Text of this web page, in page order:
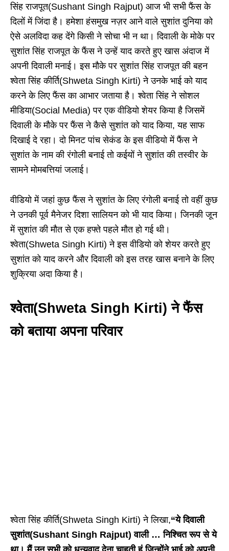
सिंह राजपूत(Sushant Singh Rajput) आज भी सभी फैंस के
दिलों में जिंदा है। हमेशा हंसमुख नज़र आने वाले सुशांत दुनिया को
ऐसे अलविदा कह देंगे किसी ने सोचा भी न था। दिवाली के मोके पर
सुशांत सिंह राजपूत के फैंस ने उन्हें याद करते हुए खास अंदाज में
अपनी दिवाली मनाई। इस मौके पर सुशांत सिंह राजपूत की बहन
श्वेता सिंह कीर्ति(Shweta Singh Kirti) ने उनके भाई को याद
करने के लिए फैंस का आभार जताया है। श्वेता सिंह ने सोशल
मीडिया(Social Media) पर एक वीडियो शेयर किया है जिसमें
दिवाली के मौके पर फैंस ने कैसे सुशांत को याद किया, यह साफ
दिखाई दे रहा। दो मिनट पांच सेकंड के इस वीडियो में फैंस ने
सुशांत के नाम की रंगोली बनाई तो कईयों ने सुशांत की तस्वीर के
सामने मोमबत्तियां जलाई।
वीडियो में जहां कुछ फैंस ने सुशांत के लिए रंगोली बनाई तो वहीं कुछ
ने उनकी पूर्व मैनेजर दिशा सालियन को भी याद किया। जिनकी जून
में सुशांत की मौत से एक हफ्ते पहले मौत हो गई थी।
श्वेता(Shweta Singh Kirti) ने इस वीडियो को शेयर करते हुए
सुशांत को याद करने और दिवाली को इस तरह खास बनाने के लिए
शुक्रिया अदा किया है।
श्वेता(Shweta Singh Kirti) ने फैंस
को बताया अपना परिवार
श्वेता सिंह कीर्ति(Shweta Singh Kirti) ने लिखा,“ये दिवाली
सुशांत(Sushant Singh Rajput) वाली … निश्चित रूप से ये